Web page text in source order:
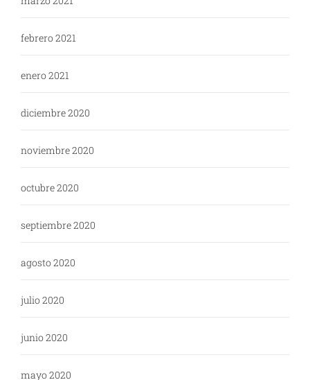
febrero 2021
enero 2021
diciembre 2020
noviembre 2020
octubre 2020
septiembre 2020
agosto 2020
julio 2020
junio 2020
mayo 2020